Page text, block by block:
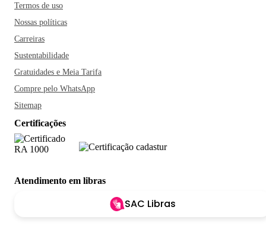
Termos de uso
Nossas políticas
Carreiras
Sustentabilidade
Gratuidades e Meia Tarifa
Compre pelo WhatsApp
Sitemap
Certificações
Atendimento em libras
SAC Libras